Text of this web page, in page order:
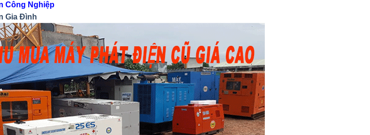
Công Nghiệp
Gia Đình